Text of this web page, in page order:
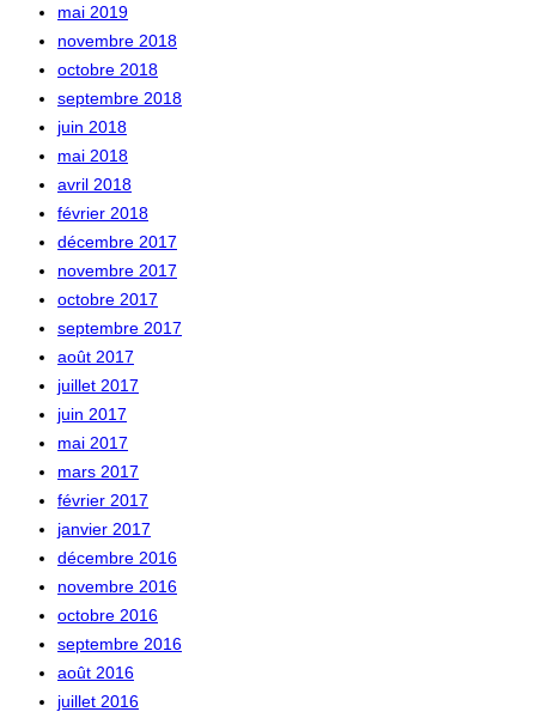
mai 2019
novembre 2018
octobre 2018
septembre 2018
juin 2018
mai 2018
avril 2018
février 2018
décembre 2017
novembre 2017
octobre 2017
septembre 2017
août 2017
juillet 2017
juin 2017
mai 2017
mars 2017
février 2017
janvier 2017
décembre 2016
novembre 2016
octobre 2016
septembre 2016
août 2016
juillet 2016